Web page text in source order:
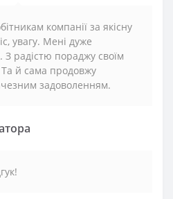
компанії за якісну
увагу. Мені дуже
З радістю пораджу своїм
й сама продовжу
задоволенням.